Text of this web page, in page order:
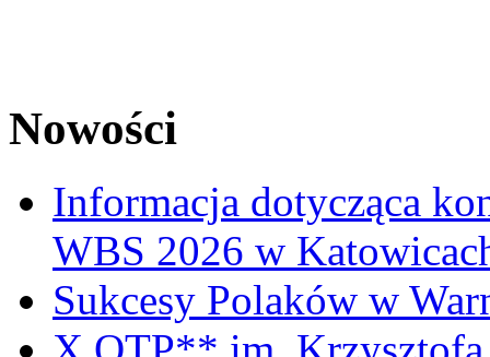
Nowości
Informacja dotycząca
WBS 2026 w
Sukcesy Polaków w